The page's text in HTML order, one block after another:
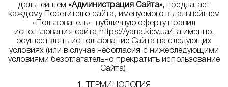
дальнейшем «Администрация Сайта», предлагает
каждому Посетителю сайта, именуемого в дальнейшем
«Пользователь», публичную оферту правил
использования сайта https://yana.kiev.ua/, а именно,
осуществлять использование Сайта на следующих
условиях (или в случае несогласия с нижеследующими
условиями безотлагательно прекратить использование
Сайта).
1. ТЕРМИНОЛОГИЯ